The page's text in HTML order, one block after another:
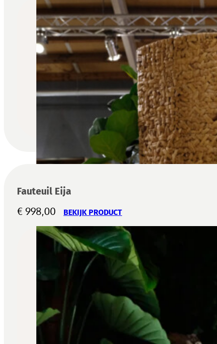
Fauteuil Eija
€ 998,00 BEKIJK PRODUCT